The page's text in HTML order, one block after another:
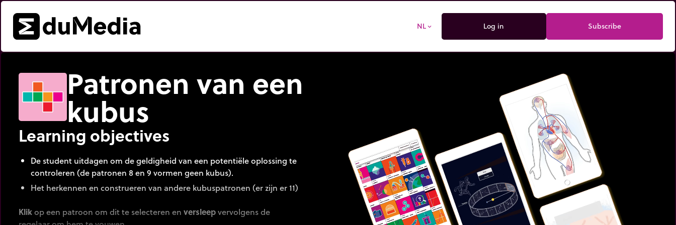
NL expand_more Log in Subscribe
Patronen van een
kubus
Learning objectives
De student uitdagen om de geldigheid van een potentiële oplossing te
controleren (de patronen 8 en 9 vormen geen kubus).
Het herkennen en construeren van andere kubuspatronen (er zijn er 11)
Klikop een patroon om dit te selecteren en versleepvervolgens de